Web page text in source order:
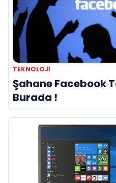
TEKNOLOJI
Şahane Facebook
Burada !